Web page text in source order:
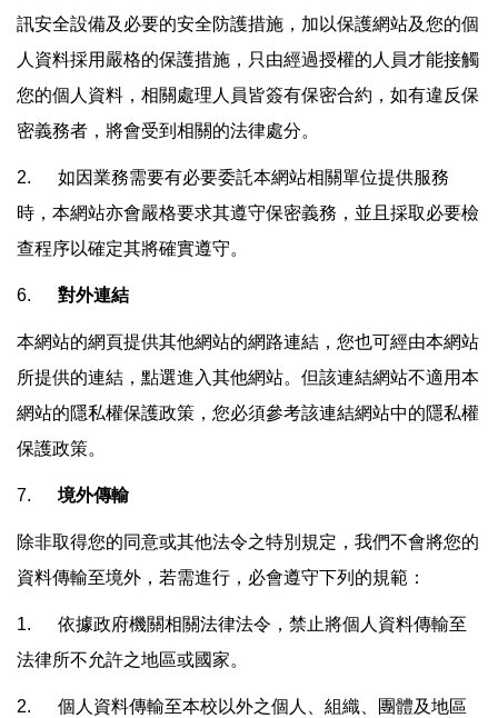
訊安全設備及必要的安全防護措施，加以保護網站及您的個
人資料採用嚴格的保護措施，只由經過授權的人員才能接觸
您的個人資料，相關處理人員皆簽有保密合約，如有違反保
密義務者，將會受到相關的法律處分。
2. 如因業務需要有必要委託本網站相關單位提供服務
時，本網站亦會嚴格要求其遵守保密義務，並且採取必要檢
查程序以確定其將確實遵守。
6. 對外連結
本網站的網頁提供其他網站的網路連結，您也可經由本網站
所提供的連結，點選進入其他網站。但該連結網站不適用本
網站的隱私權保護政策，您必須參考該連結網站中的隱私權
保護政策。
7. 境外傳輸
除非取得您的同意或其他法令之特別規定，我們不會將您的
資料傳輸至境外，若需進行，必會遵守下列的規範：
1. 依據政府機關相關法律法令，禁止將個人資料傳輸至
法律所不允許之地區或國家。
2. 個人資料傳輸至本校以外之個人、組織、團體及地區